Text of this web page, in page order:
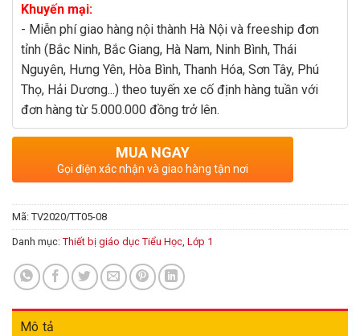
Khuyến mại:
- Miễn phí giao hàng nội thành Hà Nội và freeship đơn
tỉnh (Bắc Ninh, Bắc Giang, Hà Nam, Ninh Bình, Thái
Nguyên, Hưng Yên, Hòa Bình, Thanh Hóa, Sơn Tây, Phú
Thọ, Hải Dương...) theo tuyến xe cố định hàng tuần với
đơn hàng từ 5.000.000 đồng trở lên.
MUA NGAY
Gọi điện xác nhận và giao hàng tận nơi
Mã: TV2020/TT05-08
Danh mục: Thiết bị giáo dục Tiểu Học Lớp 1
Mô tả